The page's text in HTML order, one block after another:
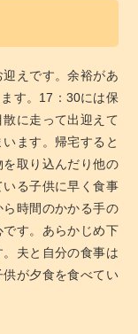
えです。余裕があ
す。17：30には保
に走って出迎えて
ます。帰宅すると
取り込んだり他の
る子供に早く食事
時間のかかる手の
す。あらかじめ下
夫と自分の食事は
が夕食を食べてい